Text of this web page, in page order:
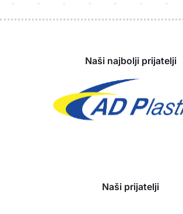
Naši najbolji prijatelji
Naši prijatelji